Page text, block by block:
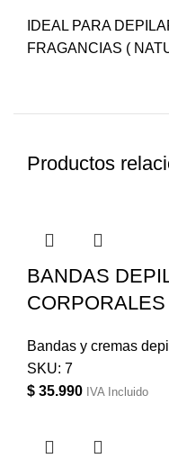
IDEAL PARA
FRAGANCIAS (
Productos
BANDAS
Bandas y cremas
SKU: 7
$ 35.990 IVA Incluido